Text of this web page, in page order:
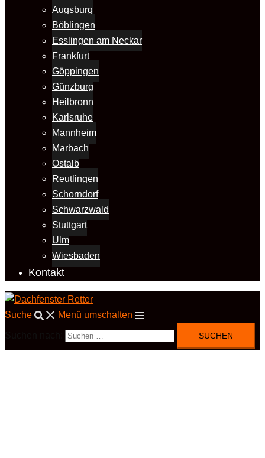
Augsburg
Böblingen
Esslingen am Neckar
Frankfurt
Göppingen
Günzburg
Heilbronn
Karlsruhe
Mannheim
Marbach
Ostalb
Reutlingen
Schorndorf
Schwarzwald
Stuttgart
Ulm
Wiesbaden
Kontakt
Suche Menü umschalten